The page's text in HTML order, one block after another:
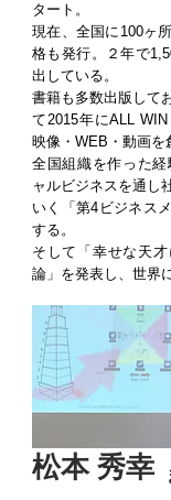
タート。
現在、全国に100ヶ
格も発行。２年で
出している。
書籍も多数出版して
て2015年にALL
映像・WEB・動画を
全国組織を作った
ャルビジネスを通し
いく「第4ビジネス
する。
そして「幸せな天
論」を発表し、世界
松本 秀幸